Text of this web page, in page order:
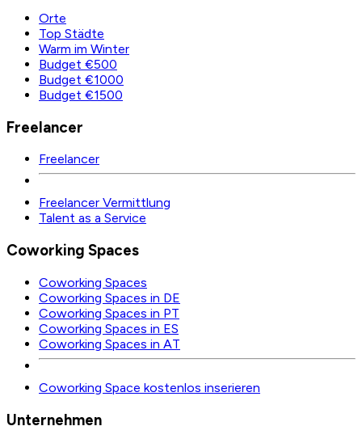
Orte
Top Städte
Warm im Winter
Budget €500
Budget €1000
Budget €1500
Freelancer
Freelancer
Freelancer Vermittlung
Talent as a Service
Coworking Spaces
Coworking Spaces
Coworking Spaces in DE
Coworking Spaces in PT
Coworking Spaces in ES
Coworking Spaces in AT
Coworking Space kostenlos inserieren
Unternehmen